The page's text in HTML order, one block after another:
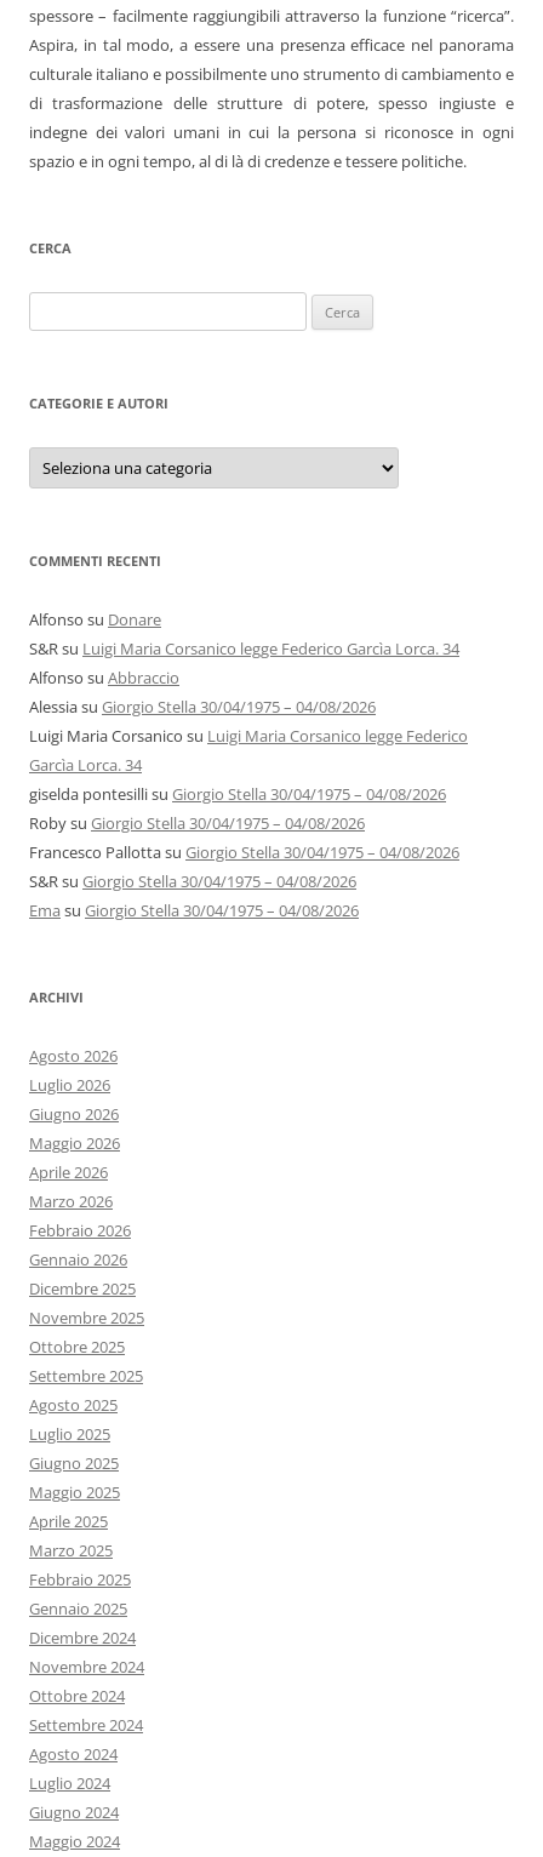
spessore – facilmente raggiungibili attraverso la funzione “ricerca”.
Aspira, in tal modo, a essere una presenza efficace nel panorama
culturale italiano e possibilmente uno strumento di cambiamento e
di trasformazione delle strutture di potere, spesso ingiuste e
indegne dei valori umani in cui la persona si riconosce in ogni
spazio e in ogni tempo, al di là di credenze e tessere politiche.
CERCA
per:
CATEGORIE E AUTORI
Categorie
autori
COMMENTI RECENTI
Alfonso su Donare
S&Rsu Luigi Maria Corsanico legge Federico Garcìa Lorca. 34
Alfonso su Abbraccio
Alessiasu Giorgio Stella 30/04/1975 – 04/08/2026
Luigi Maria Corsanico su Luigi Maria Corsanico legge Federico
Garcìa Lorca. 34
giselda pontesillisu Giorgio Stella 30/04/1975 – 04/08/2026
Robysu Giorgio Stella 30/04/1975 – 04/08/2026
Francesco Pallottasu Giorgio Stella 30/04/1975 – 04/08/2026
S&Rsu Giorgio Stella 30/04/1975 – 04/08/2026
Ema su Giorgio Stella 30/04/1975 – 04/08/2026
ARCHIVI
Agosto 2026
Luglio 2026
Giugno 2026
Maggio 2026
Aprile 2026
Marzo 2026
Febbraio 2026
Gennaio 2026
Dicembre 2025
Novembre 2025
Ottobre 2025
Settembre 2025
Agosto 2025
Luglio 2025
Giugno 2025
Maggio 2025
Aprile 2025
Marzo 2025
Febbraio 2025
Gennaio 2025
Dicembre 2024
Novembre 2024
Ottobre 2024
Settembre 2024
Agosto 2024
Luglio 2024
Giugno 2024
Maggio 2024